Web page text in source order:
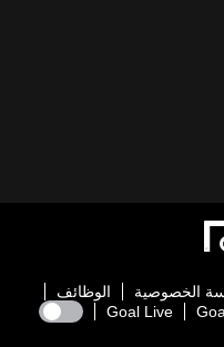
الخصوصية
الوظائف
Goal Live